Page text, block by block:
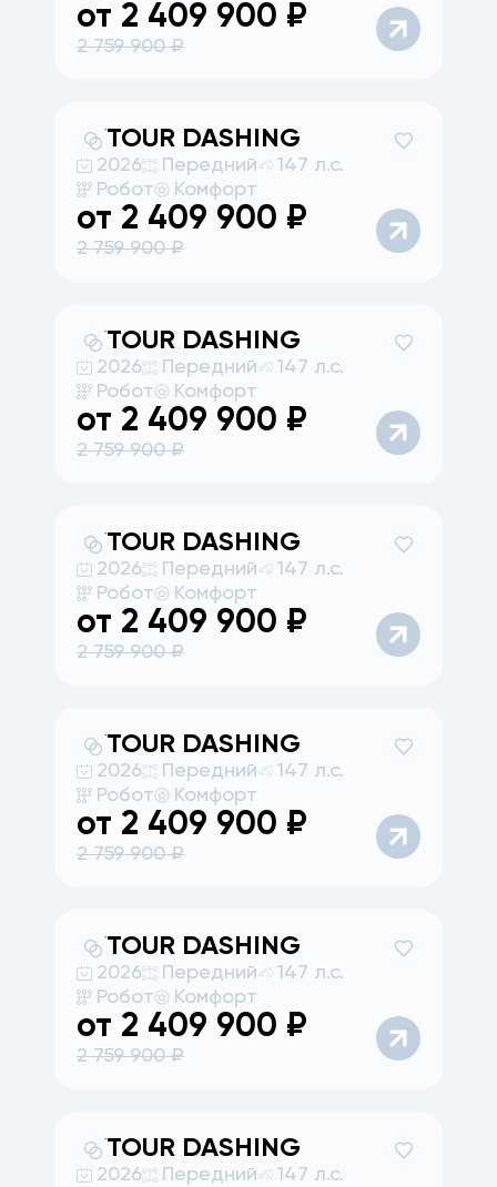
от 2 409 900 ₽
2 759 900₽
JETOUR DASHING
2026 Передний
147 л.с.
Робот
Комфорт
от 2 409 900 ₽
2 759 900₽
JETOUR DASHING
2026 Передний
147 л.с.
Робот
Комфорт
от 2 409 900 ₽
2 759 900₽
JETOUR DASHING
2026 Передний
147 л.с.
Робот
Комфорт
от 2 409 900 ₽
2 759 900₽
JETOUR DASHING
2026 Передний
147 л.с.
Робот
Комфорт
от 2 409 900 ₽
2 759 900₽
JETOUR DASHING
2026 Передний
147 л.с.
Робот
Комфорт
от 2 409 900 ₽
2 759 900₽
JETOUR DASHING
2026 Передний
147 л.с.